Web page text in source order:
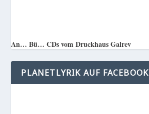
An… Bü… CDs vom Druckhaus Galrev
PLANETLYRIK AUF FACEBOOK